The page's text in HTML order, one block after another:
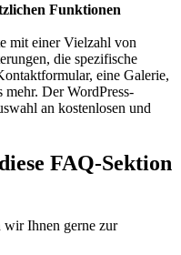
Funktionen
mit einer Vielzahl von
die spezifische
eine Galerie,
Der WordPress-
an kostenlosen und
FAQ-Sektion
wir Ihnen gerne zur